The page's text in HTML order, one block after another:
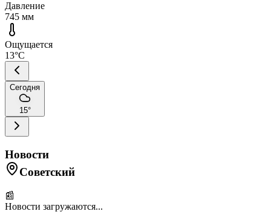
Давление
745 мм
Ощущается
13°C
Сегодня
15°
Новости
Советский
📰
Новости загружаются...